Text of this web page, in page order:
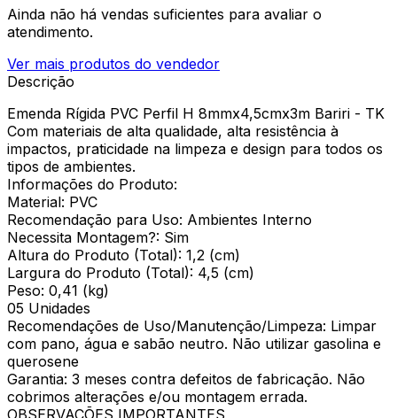
Ainda não há vendas suficientes para avaliar o
atendimento.
Ver mais produtos do vendedor
Descrição
Emenda Rígida PVC Perfil H 8mmx4,5cmx3m Bariri - TK
Com materiais de alta qualidade, alta resistência à
impactos, praticidade na limpeza e design para todos os
tipos de ambientes.
Informações do Produto:
Material: PVC
Recomendação para Uso: Ambientes Interno
Necessita Montagem?: Sim
Altura do Produto (Total): 1,2 (cm)
Largura do Produto (Total): 4,5 (cm)
Peso: 0,41 (kg)
05 Unidades
Recomendações de Uso/Manutenção/Limpeza: Limpar
com pano, água e sabão neutro. Não utilizar gasolina e
querosene
Garantia: 3 meses contra defeitos de fabricação. Não
cobrimos alterações e/ou montagem errada.
OBSERVAÇÕES IMPORTANTES